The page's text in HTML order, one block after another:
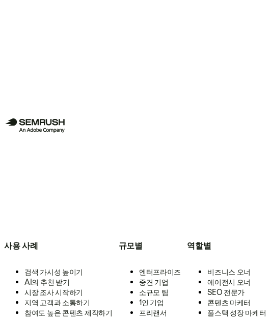
사용 사례
검색 가시성 높이기
AI의 추천 받기
시장 조사 시작하기
지역 고객과 소통하기
참여도 높은 콘텐츠 제작하기
규모별
엔터프라이즈
중견 기업
소규모 팀
1인 기업
프리랜서
역할별
비즈니스 오너
에이전시 오너
SEO 전문가
콘텐츠 마케터
풀스택 성장 마케터